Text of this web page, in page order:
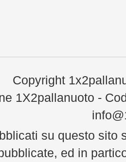
Copyright
1X2pallanuoto -
su questo sito
ed in